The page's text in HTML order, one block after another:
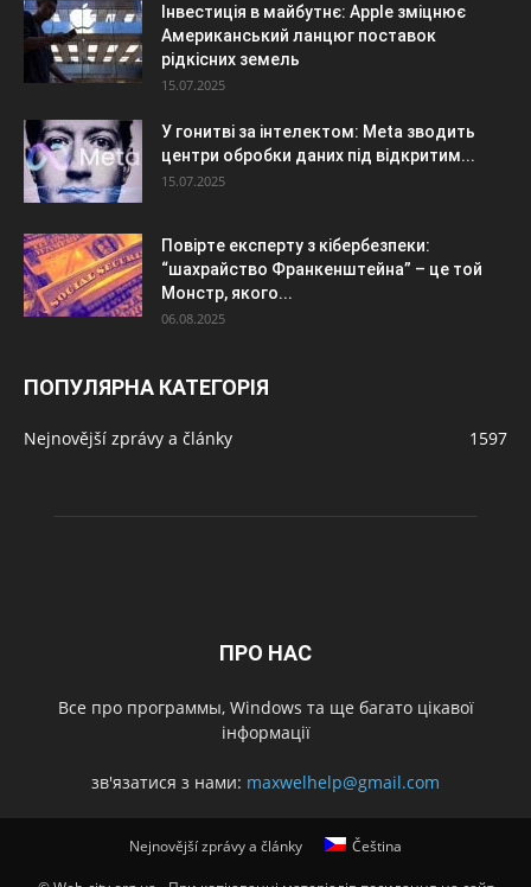
Інвестиція в майбутнє: Apple зміцнює
Американський ланцюг поставок
рідкісних земель
15.07.2025
У гонитві за інтелектом: Meta зводить
центри обробки даних під відкритим...
15.07.2025
Повірте експерту з кібербезпеки:
“шахрайство Франкенштейна” – це той
Монстр, якого...
06.08.2025
ПОПУЛЯРНА КАТЕГОРІЯ
Nejnovější zprávy a články 1597
ПРО НАС
Все про программы, Windows та ще багато цікавої
інформації
зв'язатися з нами: maxwelhelp@gmail.com
Nejnovější zprávy a články Čeština